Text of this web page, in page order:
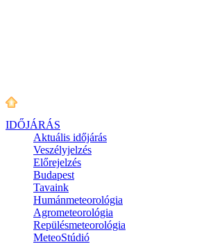
IDŐJÁRÁS
Aktuális időjárás
Veszélyjelzés
Előrejelzés
Budapest
Tavaink
Humánmeteorológia
Agrometeorológia
Repülésmeteorológia
MeteoStúdió